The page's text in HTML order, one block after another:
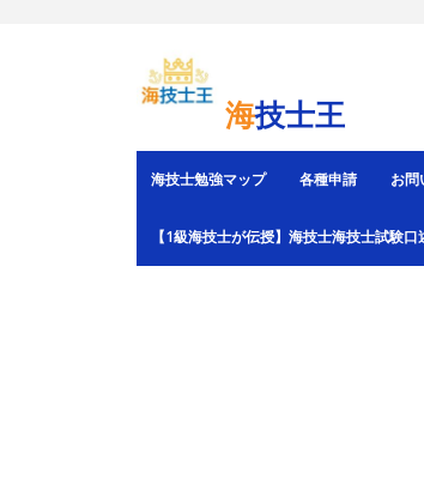
海技士王
海技士勉強マップ 各種申請 お問
【1級海技士が伝授】海技士海技士試験口